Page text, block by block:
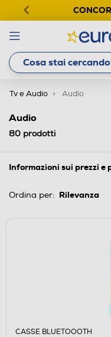
Tv e Audio Audio
Audio
80 prodotti
Informazioni sui prezzi
Ordina per:
CASSE BLUETOOOTH